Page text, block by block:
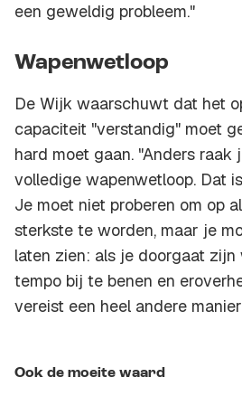
een geweldig probleem."
Wapenwetloop
De Wijk waarschuwt dat het
capaciteit "verstandig" moet
hard moet gaan. "Anders raak
volledige wapenwetloop. Dat
Je moet niet proberen om op
sterkste te worden, maar je
laten zien: als je doorgaat
tempo bij te benen en
vereist een heel andere
Ook de moeite waard